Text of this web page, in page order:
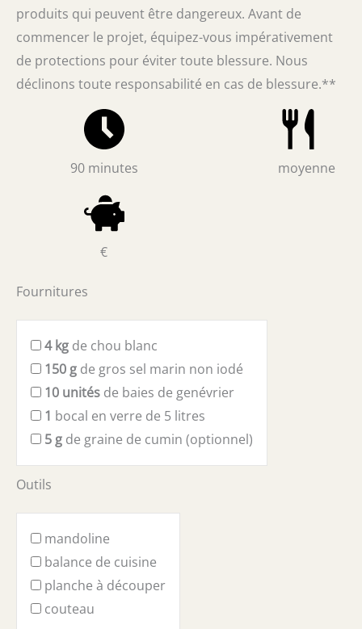
produits qui peuvent être dangereux. Avant de
commencer le projet, équipez-vous impérativement
de protections pour éviter toute blessure. Nous
déclinons toute responsabilité en cas de blessure.**
90 minutes moyenne
€
Fournitures
4 kg de chou blanc
150 g de gros sel marin non iodé
10 unités de baies de genévrier
1 bocal en verre de 5 litres
5 g de graine de cumin (optionnel)
Outils
mandoline
balance de cuisine
planche à découper
couteau